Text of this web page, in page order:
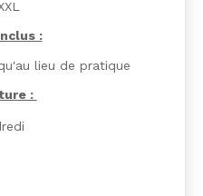
:
lieu de pratique
: